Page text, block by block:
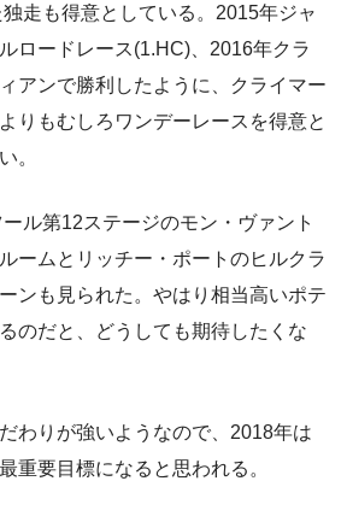
走も得意としている。2015年ジャ
ロードレース(1.HC)、2016年クラ
アンで勝利したように、クライマー
りもむしろワンデーレースを得意と
。
ル第12ステージのモン・ヴァント
ームとリッチー・ポートのヒルクラ
ンも見られた。やはり相当高いポテ
のだと、どうしても期待したくな
わりが強いようなので、2018年は
重要目標になると思われる。